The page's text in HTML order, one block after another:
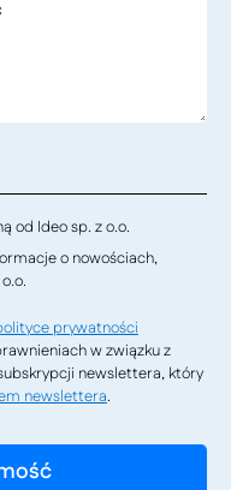
od Ideo sp. z o.o.
o nowościach,
prywatności
w związku z
newslettera, który
newslettera.